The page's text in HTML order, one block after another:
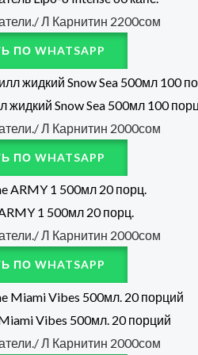
Л Карнитин 2200сом
ПО WHATSAPP
жидкий Snow Sea 500мл 100
Л Карнитин 2000сом
ПО WHATSAPP
1 500мл 20 порц.
Л Карнитин 2000сом
ПО WHATSAPP
Vibes 500мл. 20 порций
Л Карнитин 2000сом